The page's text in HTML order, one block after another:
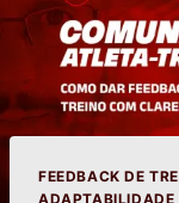
FEEDBACK DE
ADAPTABILIDADE